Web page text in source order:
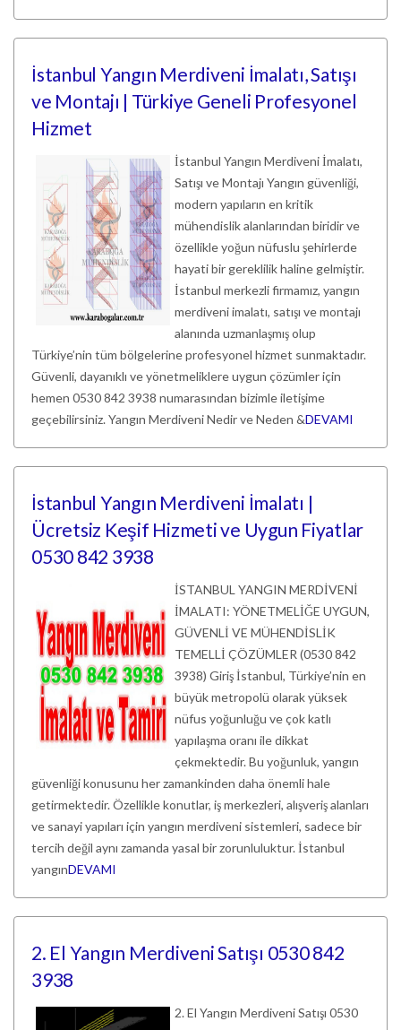
İstanbul Yangın Merdiveni İmalatı, Satışı
ve Montajı | Türkiye Geneli Profesyonel
Hizmet
İstanbul Yangın Merdiveni İmalatı,
Satışı ve Montajı Yangın güvenliği,
modern yapıların en kritik
mühendislik alanlarından biridir ve
özellikle yoğun nüfuslu şehirlerde
hayati bir gereklilik haline gelmiştir.
İstanbul merkezli firmamız, yangın
merdiveni imalatı, satışı ve montajı
alanında uzmanlaşmış olup
Türkiye’nin tüm bölgelerine profesyonel hizmet sunmaktadır.
Güvenli, dayanıklı ve yönetmeliklere uygun çözümler için
hemen 0530 842 3938 numarasından bizimle iletişime
geçebilirsiniz. Yangın Merdiveni Nedir ve Neden &DEVAMI
İstanbul Yangın Merdiveni İmalatı |
Ücretsiz Keşif Hizmeti ve Uygun Fiyatlar
0530 842 3938
İSTANBUL YANGIN MERDİVENİ
İMALATI: YÖNETMELİĞE UYGUN,
GÜVENLİ VE MÜHENDİSLİK
TEMELLİ ÇÖZÜMLER (0530 842
3938) Giriş İstanbul, Türkiye’nin en
büyük metropolü olarak yüksek
nüfus yoğunluğu ve çok katlı
yapılaşma oranı ile dikkat
çekmektedir. Bu yoğunluk, yangın
güvenliği konusunu her zamankinden daha önemli hale
getirmektedir. Özellikle konutlar, iş merkezleri, alışveriş alanları
ve sanayi yapıları için yangın merdiveni sistemleri, sadece bir
tercih değil aynı zamanda yasal bir zorunluluktur. İstanbul
yangınDEVAMI
2. El Yangın Merdiveni Satışı 0530 842
3938
2. El Yangın Merdiveni Satışı 0530